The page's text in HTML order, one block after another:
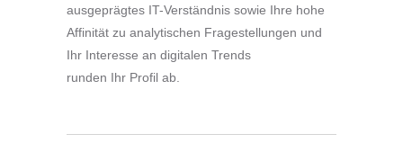
ausgeprägtes IT-Verständnis sowie Ihre hohe
Affinität zu analytischen Fragestellungen und
Ihr Interesse an digitalen Trends
runden Ihr Profil ab.